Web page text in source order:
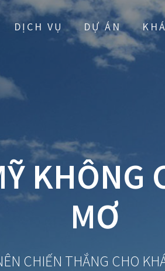
DỊCH VỤ DỰ ÁN
KHÔNG
MƠ
CHIẾN THẮNG CHO